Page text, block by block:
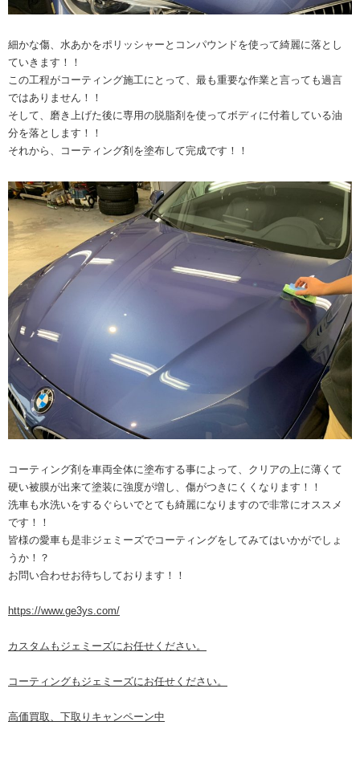
細かな傷、水あかをポリッシャーとコンパウンドを使って綺麗に落とし
ていきます！！
この工程がコーティング施工にとって、最も重要な作業と言っても過言
ではありません！！
そして、磨き上げた後に専用の脱脂剤を使ってボディに付着している油
分を落とします！！
それから、コーティング剤を塗布して完成です！！
コーティング剤を車両全体に塗布する事によって、クリアの上に薄くて
硬い被膜が出来て塗装に強度が増し、傷がつきにくくなります！！
洗車も水洗いをするぐらいでとても綺麗になりますので非常にオススメ
です！！
皆様の愛車も是非ジェミーズでコーティングをしてみてはいかがでしょ
うか！？
お問い合わせお待ちしております！！
https://www.ge3ys.com/
カスタムもジェミーズにお任せください。
コーティングもジェミーズにお任せください。
高価買取、下取りキャンペーン中